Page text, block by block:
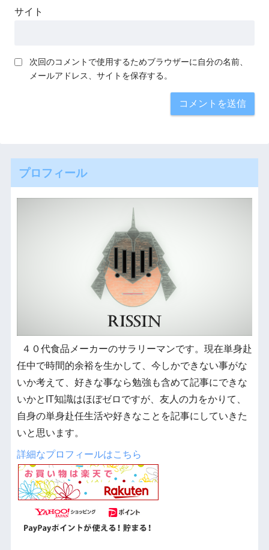
サイト
次回のコメントで使用するためブラウザーに自分の名前、
メールアドレス、サイトを保存する。
プロフィール
４０代食品メーカーのサラリーマンです。現在単身赴
任中で時間的余裕を生かして、今しかできない事がな
いか考えて、好きな事なら勉強も含めて記事にできな
いかとIT知識はほぼゼロですが、友人の力をかりて、
自身の単身赴任生活や好きなことを記事にしていきた
いと思います。
詳細なプロフィールはこちら